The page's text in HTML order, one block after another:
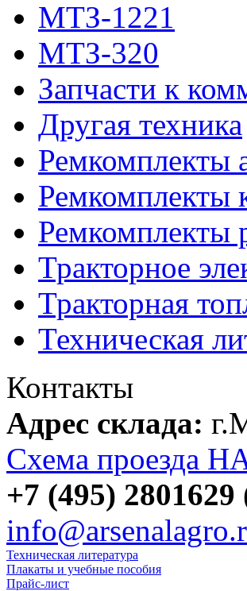
МТЗ-1221
МТЗ-320
Запчасти к
Другая техника
Ремкомплекты
Ремкомплекты
Тракторное
Тракторная
Техническая
Контакты
Адрес склада:
Схема проезда
+7 (495)
Техническая литература
Плакаты и учебные пособия
Прайс-лист